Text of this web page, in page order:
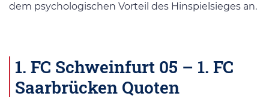
dem psychologischen Vorteil des Hinspielsieges an.
1. FC Schweinfurt 05 – 1. FC
Saarbrücken Quoten